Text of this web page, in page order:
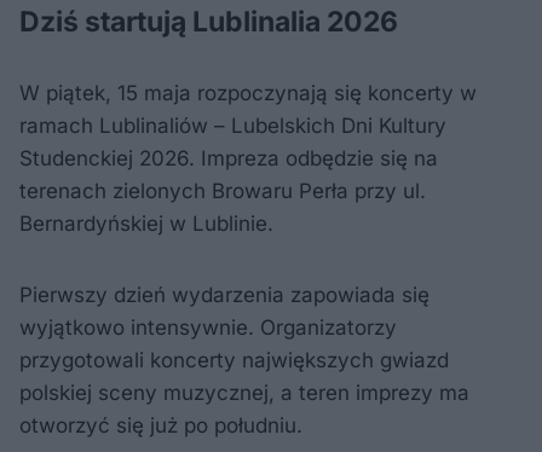
Dziś startują Lublinalia 2026
W piątek, 15 maja rozpoczynają się koncerty w
ramach Lublinaliów – Lubelskich Dni Kultury
Studenckiej 2026. Impreza odbędzie się na
terenach zielonych Browaru Perła przy ul.
Bernardyńskiej w Lublinie.
Pierwszy dzień wydarzenia zapowiada się
wyjątkowo intensywnie. Organizatorzy
przygotowali koncerty największych gwiazd
polskiej sceny muzycznej, a teren imprezy ma
otworzyć się już po południu.